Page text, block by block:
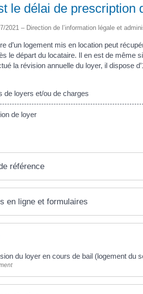
le délai de prescription
2021 – Direction de l’information légale et
d’un logement mis en location peut
le départ du locataire. Il en est de même
la révision annuelle du loyer, il dispose
de loyers et/ou de charges
de loyer
référence
en ligne et formulaires
du loyer en cours de bail (logement du